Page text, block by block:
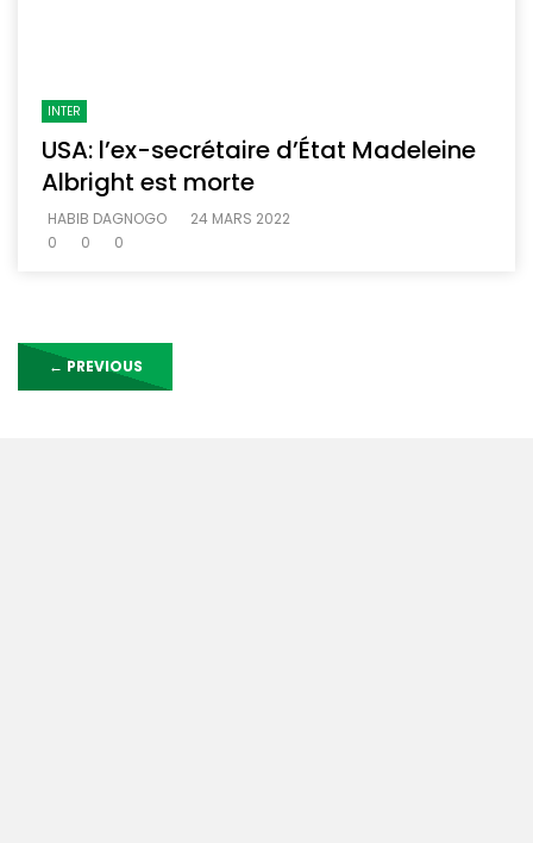
INTER
USA: l’ex-secrétaire d’État Madeleine
Albright est morte
HABIB DAGNOGO
24 MARS 2022
0
0 0
← PREVIOUS